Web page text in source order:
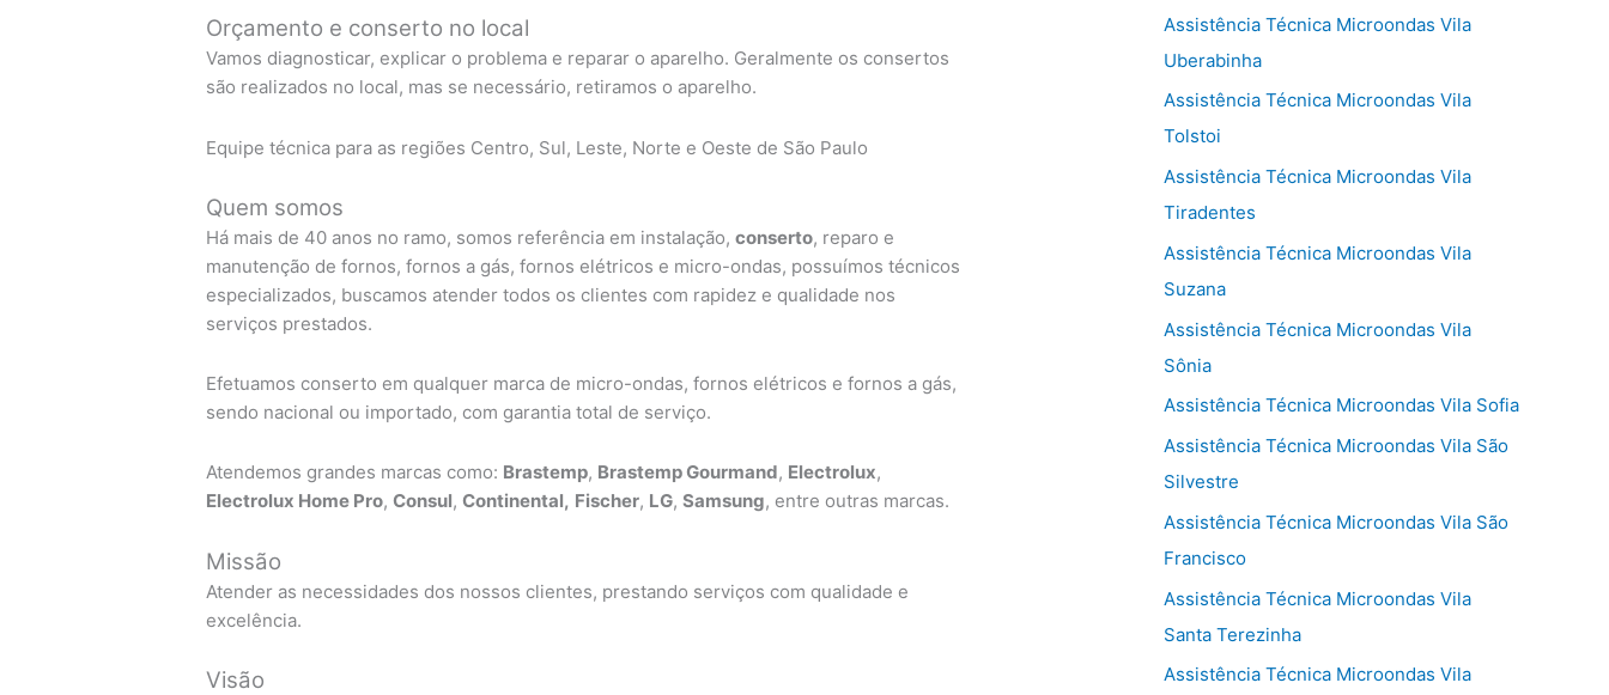
Orçamento e conserto no local
Vamos diagnosticar, explicar o problema e reparar o aparelho. Geralmente os consertos
são realizados no local, mas se necessário, retiramos o aparelho.
Equipe técnica para as regiões Centro, Sul, Leste, Norte e Oeste de São Paulo
Quem somos
Há mais de 40 anos no ramo, somos referência em instalação,conserto, reparo e
manutenção de fornos, fornos a gás, fornos elétricos e micro-ondas, possuímos técnicos
especializados, buscamos atender todos os clientes com rapidez e qualidade nos
serviços prestados.
Efetuamos conserto em qualquer marca de micro-ondas, fornos elétricos e fornos a gás,
sendo nacional ou importado, com garantia total de serviço.
Atendemos grandes marcas como: Brastemp, Brastemp Gourmand, Electrolux,
Electrolux Home Pro,Consul,Continental, Fischer, LG,Samsung, entre outras marcas.
Missão
Atender as necessidades dos nossos clientes, prestando serviços com qualidade e
excelência.
Visão
Assistência Técnica Microondas Vila
Uberabinha
Assistência Técnica Microondas Vila
Tolstoi
Assistência Técnica Microondas Vila
Tiradentes
Assistência Técnica Microondas Vila
Suzana
Assistência Técnica Microondas Vila
Sônia
Assistência Técnica Microondas Vila Sofia
Assistência Técnica Microondas Vila São
Silvestre
Assistência Técnica Microondas Vila São
Francisco
Assistência Técnica Microondas Vila
Santa Terezinha
Assistência Técnica Microondas Vila